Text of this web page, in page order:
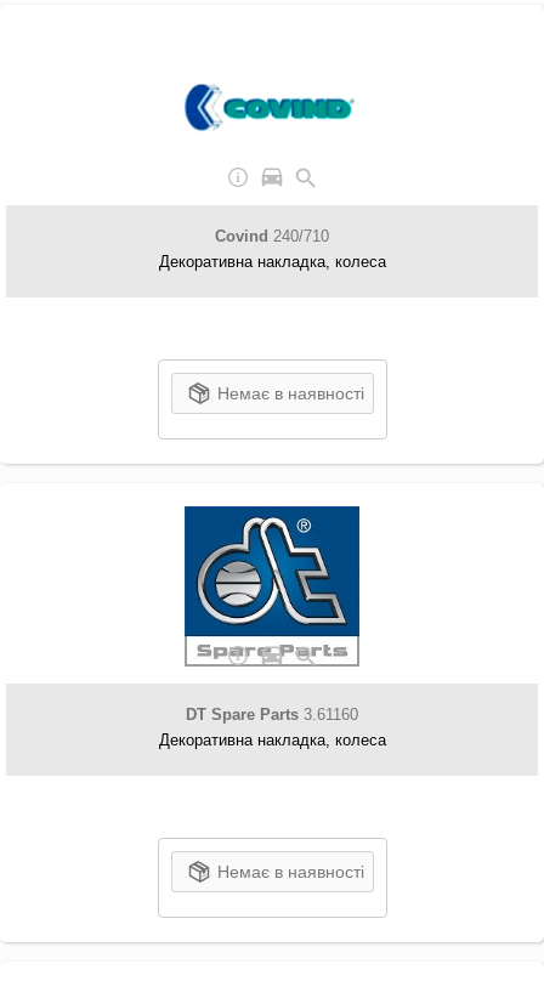
Covind 240/710
Декоративна накладка, колеса
Немає в наявності
DT Spare Parts 3.61160
Декоративна накладка, колеса
Немає в наявності